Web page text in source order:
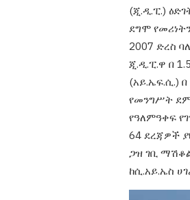
(ጂ.ዲ.ፒ.)
ደግሞ
2007 ድረስ
ጂ.ዲ.ፒ.ዋ በ
(አይ.ኤፍ.ሲ.)
የመንግሥት
የዓለምዓቀፍ
64 ደረጃዎች
ጋዝ ገቢ
ከሲ.አይ.ኤስ